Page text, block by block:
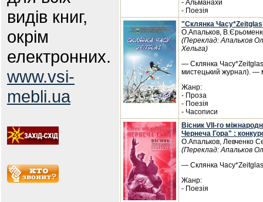
видів книг,
окрім
електронних.
www.vsi-
mebli.ua
- Альманахи
- Поезія
"Склянка
О.Апальков,
(Переклад: Апальков
Хельга)
— Склянка
мистецький журнал). —
Жанр:
- Проза
- Поезія
- Часописи
Вісник VII-го
Чернеча Гора" :
О.Апальков, Левченко
(Переклад: Апальков
— Склянка
Жанр:
- Поезія